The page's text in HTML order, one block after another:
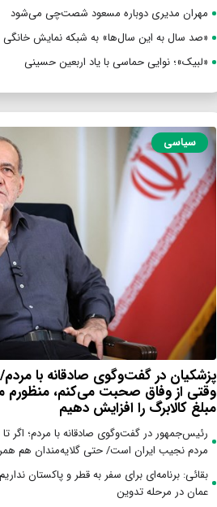
مهران مدیری دوباره مسعود شصت‌چی می‌شود
«صد سال به این سال‌ها» به شبکه نمایش خانگی
«لبیک»؛ نوایی حماسی با یاد اربعین حسینی
سیاسی
پزشکیان در گفت‌وگوی صادقانه با
وقتی از وفاق صحبت می‌کنم، منظورم
مبلغ کالابرگ را افزایش دهیم
رئیس‌جمهور در گفت‌وگوی صادقانه با مردم؛ اگر تا
مردم نجیب ایران است/ حتی گلایه‌مندان هم
بقائی: برنامه‌ای برای سفر به قطر و پاکستان
عمان در مرحله تدوین